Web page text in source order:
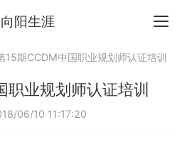
向阳生涯
15期CCDM中国职业规划师认证培训
职业规划师认证培训
06/10 11:17:20